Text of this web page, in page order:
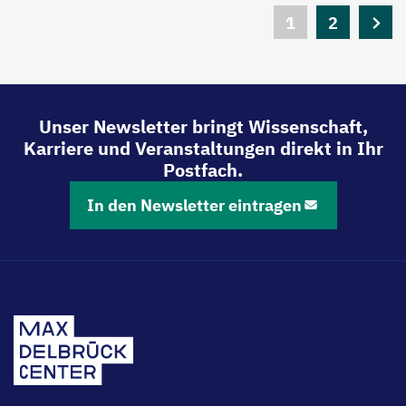
Aktuelle
1 Seite
2
Unser Newsletter bringt Wissenschaft,
Karriere und Veranstaltungen direkt in Ihr
Postfach.
In den Newsletter eintragen